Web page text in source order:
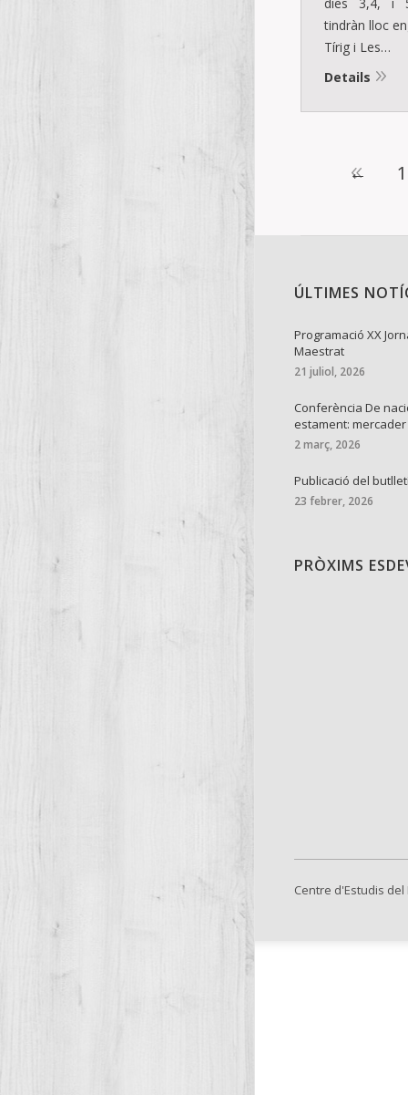
tindràn lloc
Tírig i Les…
Details
← 1
ÚLTIMES
Programació XX
Maestrat
21 juliol, 2026
Conferència De
estament: mercader
2 març, 2026
Publicació del
23 febrer, 2026
PRÒXIMS
Centre d'Estudis